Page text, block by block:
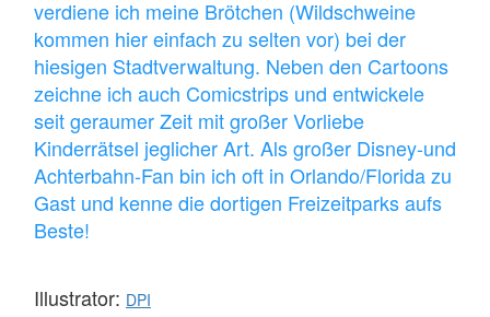
verdiene ich meine Brötchen (Wildschweine
kommen hier einfach zu selten vor) bei der
hiesigen Stadtverwaltung. Neben den Cartoons
zeichne ich auch Comicstrips und entwickele
seit geraumer Zeit mit großer Vorliebe
Kinderrätsel jeglicher Art. Als großer Disney-und
Achterbahn-Fan bin ich oft in Orlando/Florida zu
Gast und kenne die dortigen Freizeitparks aufs
Beste!
Illustrator: DPI